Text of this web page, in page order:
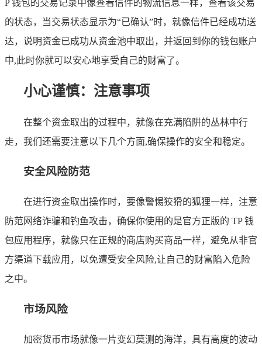
P 钱包的交易记录中像查看信件的物流信息一样，查看该交易
的状态，当交易状态显示为“已确认”时，就像信件已经成功送
达，说明资金已成功从资金池中取出，并返回到你的钱包账户
中,此时你就可以安心地享受自己的财富了。
小心谨慎：注意事项
在整个资金取出的过程中，就像在充满陷阱的丛林中行
走，我们还需要注意以下几个方面,确保操作的安全和稳定。
安全风险防范
在进行资金取出操作时，要像警惕狡猾的狐狸一样，注意
防范网络诈骗和钓鱼攻击，确保你使用的是官方正版的 TP 钱
包应用程序，就像只在正规的商店购买商品一样，避免从非官
方渠道下载应用，以免遭受安全风险,让自己的财富陷入危险
之中。
市场风险
加密货币市场就像一片变幻莫测的海洋，具有高度的波动